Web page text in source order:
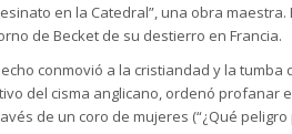
en la Catedral”, una obra
de Becket de su destierro en Francia.
conmovió a la cristiandad y la
del cisma anglicano, ordenó profanar
de un coro de mujeres (“¿Qué